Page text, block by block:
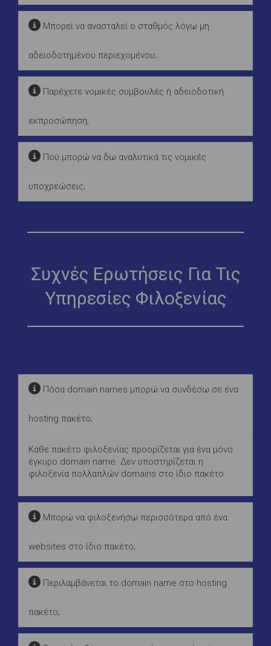
Μπορεί να ανασταλεί ο σταθμός λόγω μη
αδειοδοτημένου περιεχομένου;
Παρέχετε νομικές συμβουλές ή αδειοδοτική
εκπροσώπηση;
Πού μπορώ να δω αναλυτικά τις νομικές
υποχρεώσεις;
Συχνές Ερωτήσεις Για Τις
Υπηρεσίες Φιλοξενίας
Πόσα domain names μπορώ να συνδέσω σε ένα
hosting πακέτο;
Κάθε πακέτο φιλοξενίας προορίζεται για ένα μόνο
έγκυρο domain name. Δεν υποστηρίζεται η
φιλοξενία πολλαπλών domains στο ίδιο πακέτο.
Μπορώ να φιλοξενήσω περισσότερα από ένα
websites στο ίδιο πακέτο;
Περιλαμβάνεται το domain name στο hosting
πακέτο;